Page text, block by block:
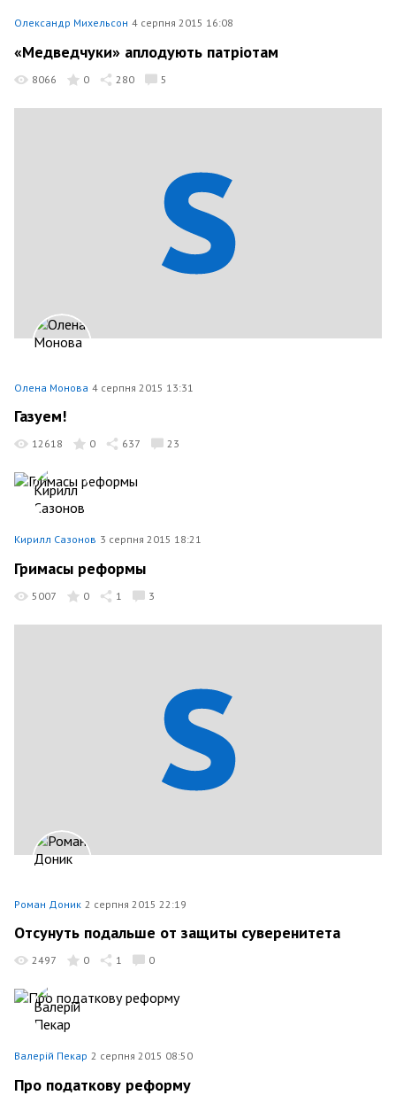
Олександр Михельсон 4 серпня 2015 16:08
«Медведчуки» аплодують патріотам
8066 0 280 5
Олена Монова 4 серпня 2015 13:31
Газуем!
12618 0 637 23
Кирилл Сазонов 3 серпня 2015 18:21
Гримасы реформы
5007 0 1 3
Роман Доник 2 серпня 2015 22:19
Отсунуть подальше от защиты суверенитета
2497 0 1 0
Валерій Пекар 2 серпня 2015 08:50
Про податкову реформу